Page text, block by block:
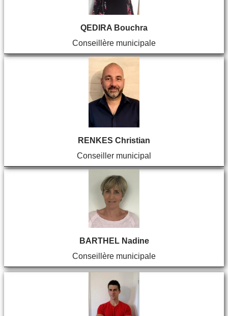
QEDIRA Bouchra
Conseillère municipale
RENKES Christian
Conseiller municipal
BARTHEL Nadine
Conseillère municipale